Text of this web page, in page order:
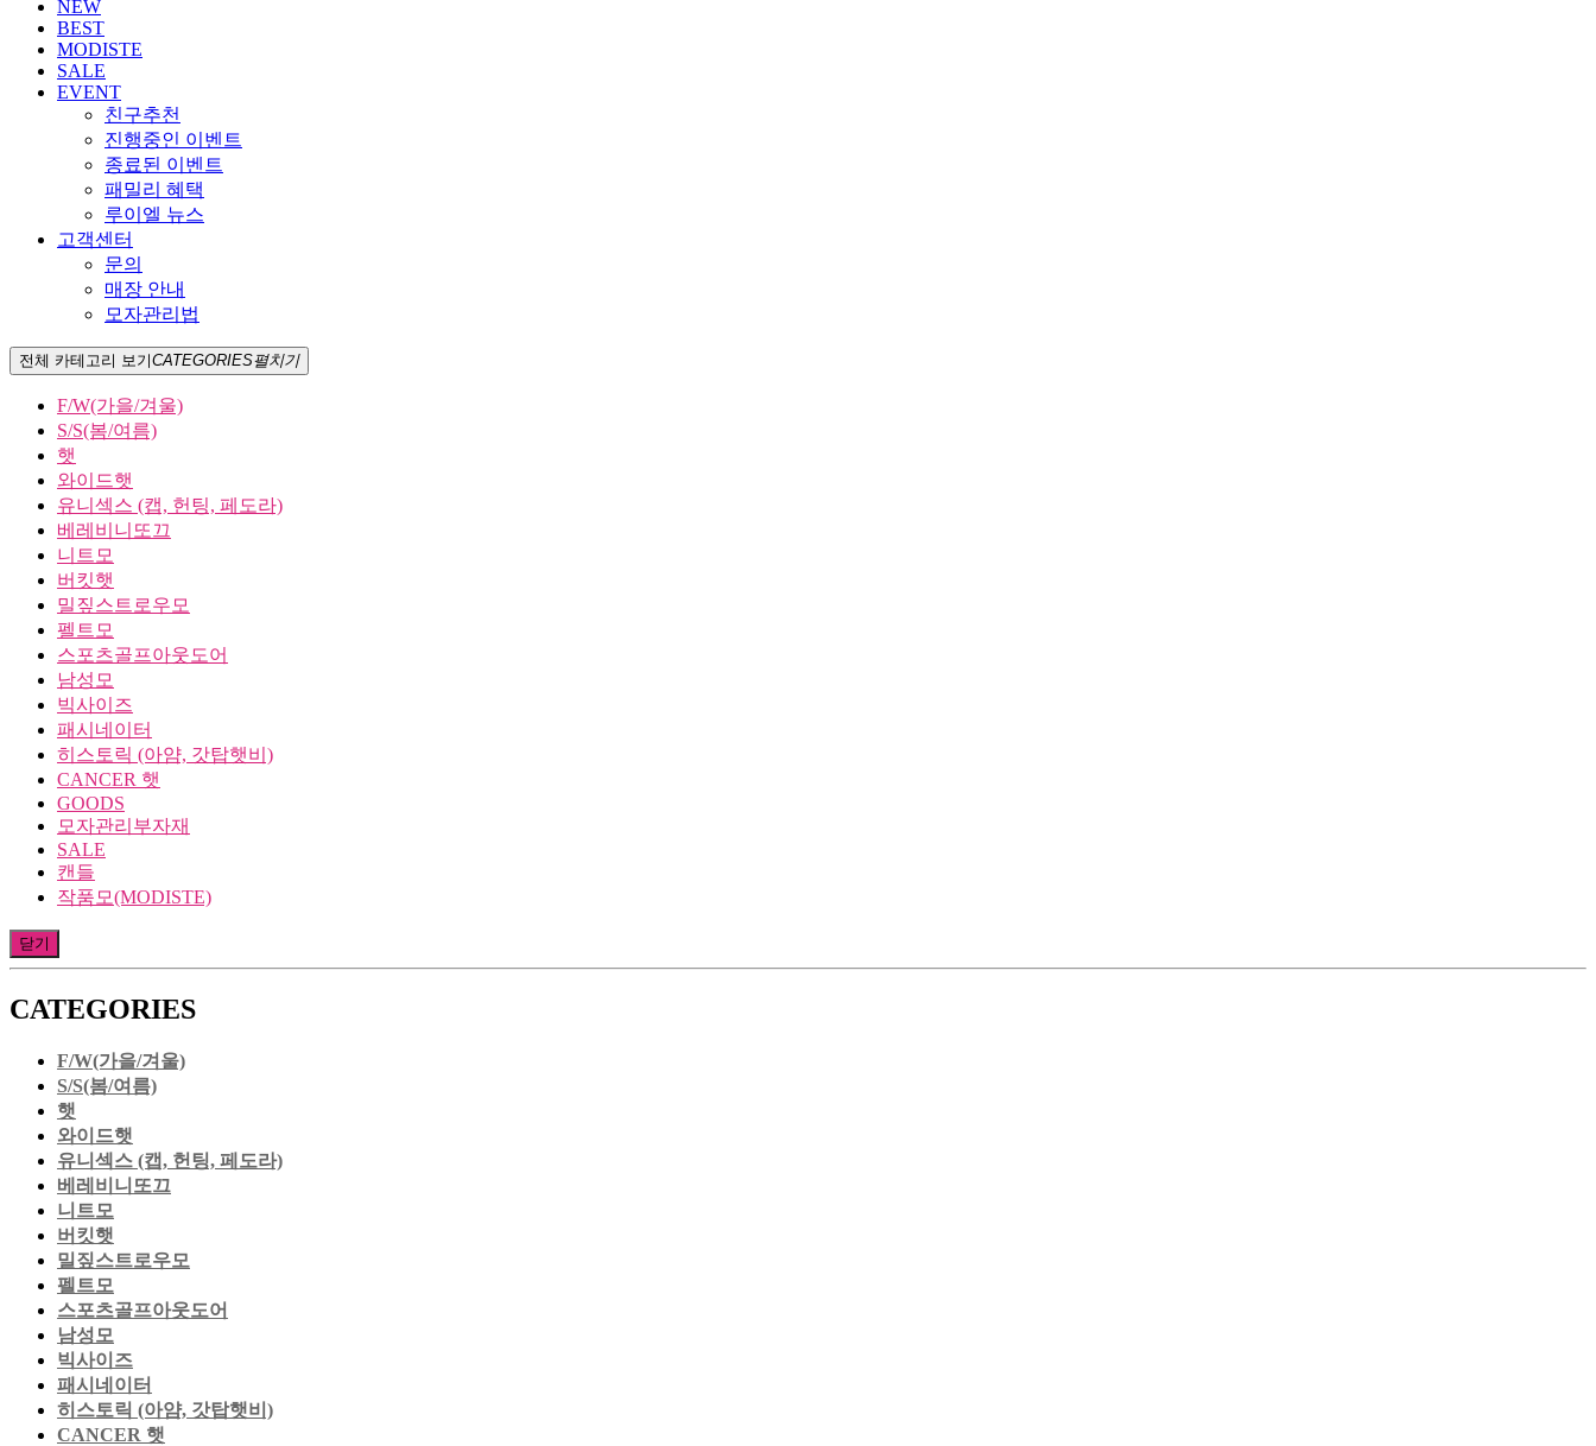
NEW
BEST
MODISTE
SALE
EVENT
친구추천
진행중인 이벤트
종료된 이벤트
패밀리 혜택
루이엘 뉴스
고객센터
문의
매장 안내
모자관리법
전체 카테고리 보기CATEGORIES펼치기
F/W(가을/겨울)
S/S(봄/여름)
햇
와이드햇
유니섹스 (캡, 헌팅, 페도라)
베레비니또끄
니트모
버킷햇
밀짚스트로우모
펠트모
스포츠골프아웃도어
남성모
빅사이즈
패시네이터
히스토릭 (아얌, 갓탑햇비)
CANCER 햇
GOODS
모자관리부자재
SALE
캔들
작품모(MODISTE)
닫기
CATEGORIES
F/W(가을/겨울)
S/S(봄/여름)
햇
와이드햇
유니섹스 (캡, 헌팅, 페도라)
베레비니또끄
니트모
버킷햇
밀짚스트로우모
펠트모
스포츠골프아웃도어
남성모
빅사이즈
패시네이터
히스토릭 (아얌, 갓탑햇비)
CANCER 햇